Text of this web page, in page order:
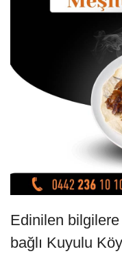
Edinilen
bağlı Kuyulu